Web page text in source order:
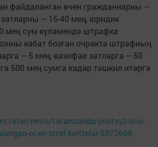
файдаланган өчен гражданнарны –
– 15-40 мең, юридик
мең сум күләмендә штрафка
кабат бозган очракта штрафның
– 5 мең, вазифаи затларга – 50
500 мең сумга кадәр тәшкил итәргә
news/tatarstanda-pilotsyz-ocu-
ocen-straf-kerttelar-5873666